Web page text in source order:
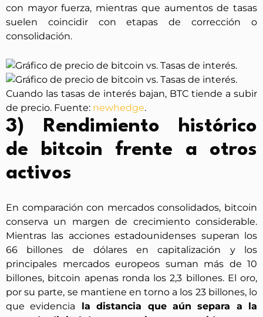
con mayor fuerza, mientras que aumentos de tasas
suelen coincidir con etapas de corrección o
consolidación.
Cuando las tasas de interés bajan, BTC tiende a subir
de precio. Fuente: newhedge.
3) Rendimiento histórico
de bitcoin frente a otros
activos
En comparación con mercados consolidados, bitcoin
conserva un margen de crecimiento considerable.
Mientras las acciones estadounidenses superan los
66 billones de dólares en capitalización y los
principales mercados europeos suman más de 10
billones, bitcoin apenas ronda los 2,3 billones. El oro,
por su parte, se mantiene en torno a los 23 billones, lo
que evidencia la distancia que aún separa a la